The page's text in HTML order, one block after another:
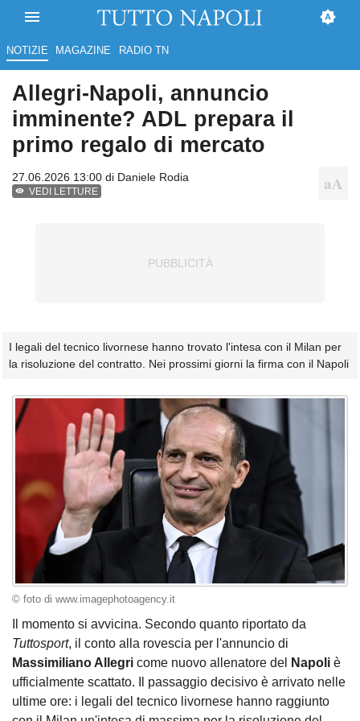
NOTIZIE MAGAZINE RADIO TN
Allegri-Napoli, annuncio
imminente? ADL prepara il
primo regalo di mercato
27.06.2026 13:00 di Daniele Rodia
VEDI LETTURE
I legali del tecnico livornese hanno trovato l'intesa con il Milan per
la risoluzione del contratto. Nei prossimi giorni la firma con il Napoli
© foto di www.imagephotoagency.it
Il momento si avvicina. Secondo quanto riportato da
Tuttosport, il conto alla rovescia per l'annuncio di
Massimiliano Allegri come nuovo allenatore del Napoli è
ufficialmente scattato. Il passaggio decisivo è arrivato nelle
ultime ore: i legali del tecnico livornese hanno raggiunto